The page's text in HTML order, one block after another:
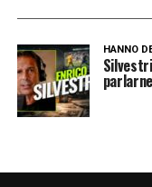
convivenza
del tennis. Per
derby da vivere
ogni curva e
HANNO